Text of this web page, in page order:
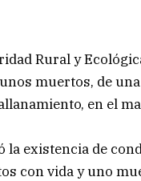
Rural y
muertos, de
en el
existencia de
con vida y uno